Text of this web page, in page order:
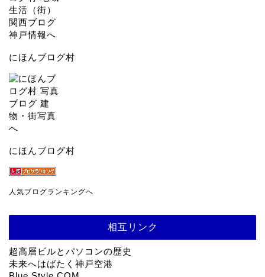
にほんブログ村
にほんブログ村
人気ブログランキングへ
相互リンク
超高層ビルとパソコンの歴史
未来へはばたく神戸空港